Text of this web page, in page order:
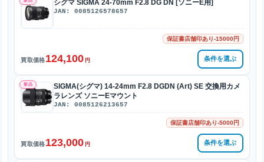
シグマ SIGMA 24-70mm F2.8 DG DN [ソニーE用]
JAN: 0085126578657
保証書店舗印あり-15000円
買取価格124,100 円 条件を選ぶ
新品
SIGMA(シグマ) 14-24mm F2.8 DGDN (Art) SE 交換用カメ
ラレンズ ソニーEマウント
JAN: 0085126213657
保証書店舗印あり-5000円
買取価格123,000 円 条件を選ぶ